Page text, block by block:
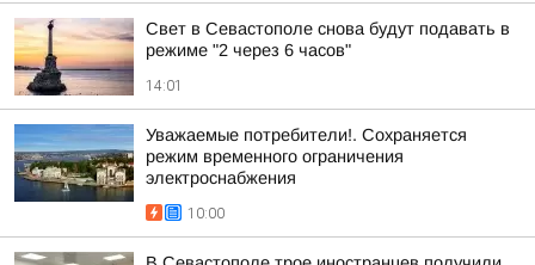
Свет в Севастополе снова будут подавать в
режиме "2 через 6 часов"
14:01
Уважаемые потребители!. Сохраняется
режим временного ограничения
электроснабжения
10:00